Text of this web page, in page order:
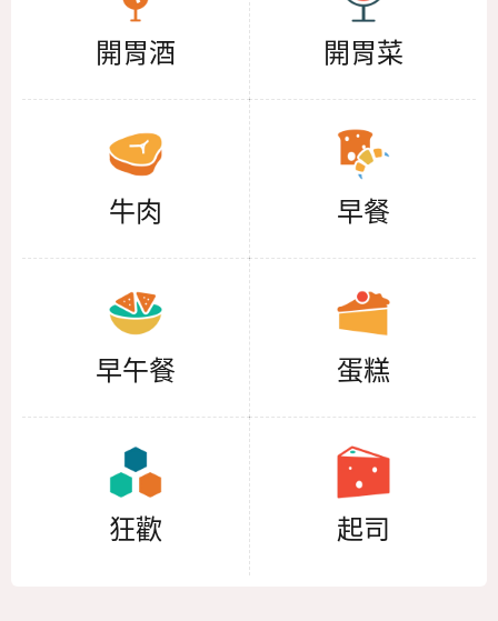
開胃酒 開胃菜
牛肉 早餐
早午餐 蛋糕
狂歡 起司